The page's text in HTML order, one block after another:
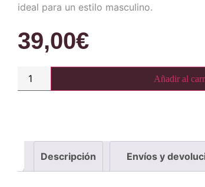
ideal para un estilo masculino.
39,00€
Añadir al
Descripción Envíos y